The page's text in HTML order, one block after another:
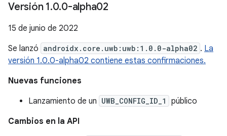
Versión 1.0.0-alpha02
15 de junio de 2022
Se lanzó androidx.core.uwb:uwb:1.0.0-alpha02 . La
versión 1.0.0-alpha02 contiene estas confirmaciones.
Nuevas funciones
Lanzamiento de un UWB_CONFIG_ID_1
público
Cambios en la API